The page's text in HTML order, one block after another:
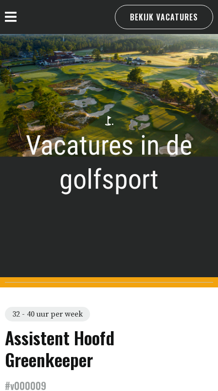
BEKIJK VACATURES
Vacatures in de
golfsport
32 - 40 uur per week
Assistent Hoofd
Greenkeeper
#v000009